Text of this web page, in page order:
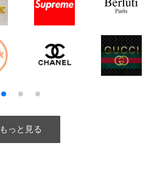
もっと見る